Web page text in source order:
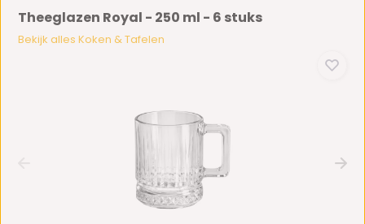
Theeglazen Royal - 250 ml - 6 stuks
Bekijk alles Koken & Tafelen